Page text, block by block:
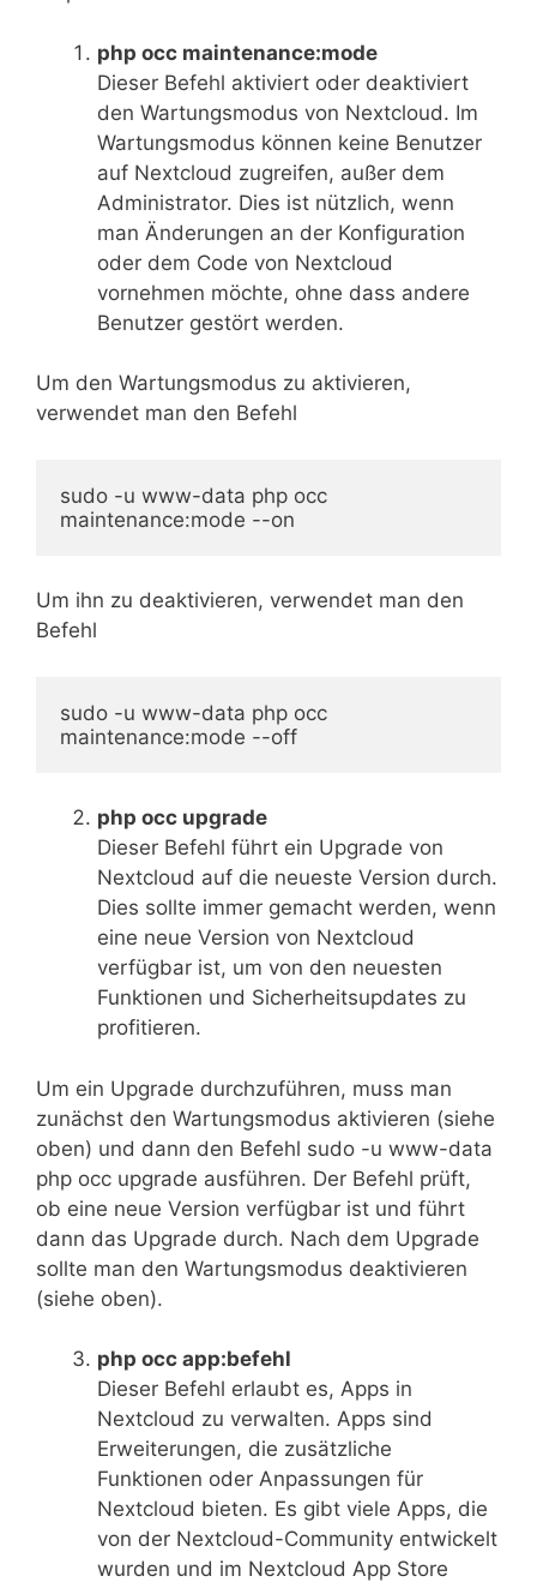
php occ maintenance:mode
Dieser Befehl aktiviert oder deaktiviert
den Wartungsmodus von Nextcloud. Im
Wartungsmodus können keine Benutzer
auf Nextcloud zugreifen, außer dem
Administrator. Dies ist nützlich, wenn
man Änderungen an der Konfiguration
oder dem Code von Nextcloud
vornehmen möchte, ohne dass andere
Benutzer gestört werden.
Um den Wartungsmodus zu aktivieren,
verwendet man den Befehl
sudo -u www-data php occ
maintenance:mode --on
Um ihn zu deaktivieren, verwendet man den
Befehl
sudo -u www-data php occ
maintenance:mode --off
php occ upgrade
Dieser Befehl führt ein Upgrade von
Nextcloud auf die neueste Version durch.
Dies sollte immer gemacht werden, wenn
eine neue Version von Nextcloud
verfügbar ist, um von den neuesten
Funktionen und Sicherheitsupdates zu
profitieren.
Um ein Upgrade durchzuführen, muss man
zunächst den Wartungsmodus aktivieren (siehe
oben) und dann den Befehl sudo -u www-data
php occ upgrade ausführen. Der Befehl prüft,
ob eine neue Version verfügbar ist und führt
dann das Upgrade durch. Nach dem Upgrade
sollte man den Wartungsmodus deaktivieren
(siehe oben).
php occ app:befehl
Dieser Befehl erlaubt es, Apps in
Nextcloud zu verwalten. Apps sind
Erweiterungen, die zusätzliche
Funktionen oder Anpassungen für
Nextcloud bieten. Es gibt viele Apps, die
von der Nextcloud-Community entwickelt
wurden und im Nextcloud App Store